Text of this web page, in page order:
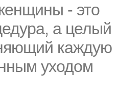
- это
а целый
каждую
уходом